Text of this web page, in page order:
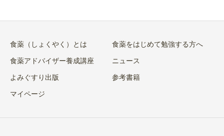
食薬（しょくやく）とは 食薬をはじめて勉強する方へ
食薬アドバイザー養成講座 ニュース
よみぐすり出版 参考書籍
マイページ